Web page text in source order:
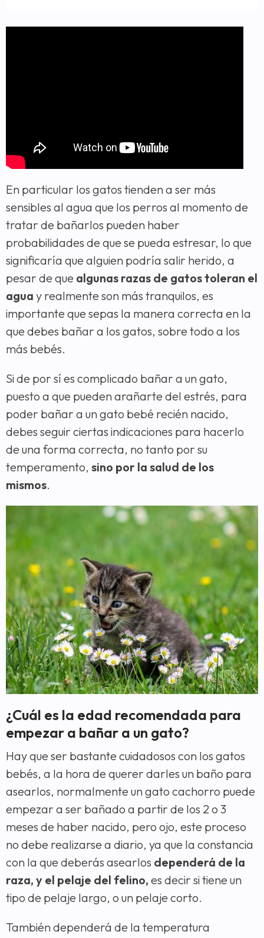
En particular los gatos tienden a ser más
sensibles al agua que los perros al momento de
tratar de bañarlos pueden haber
probabilidades de que se pueda estresar, lo que
significaría que alguien podría salir herido, a
pesar de que algunas razas de gatos toleran el
agua y realmente son más tranquilos, es
importante que sepas la manera correcta en la
que debes bañar a los gatos, sobre todo a los
más bebés.
Si de por sí es complicado bañar a un gato,
puesto a que pueden arañarte del estrés, para
poder bañar a un gato bebé recién nacido,
debes seguir ciertas indicaciones para hacerlo
de una forma correcta, no tanto por su
temperamento, sino por la salud de los
mismos.
¿Cuál es la edad recomendada para
empezar a bañar a un gato?
Hay que ser bastante cuidadosos con los gatos
bebés, a la hora de querer darles un baño para
asearlos, normalmente un gato cachorro puede
empezar a ser bañado a partir de los 2 o 3
meses de haber nacido, pero ojo, este proceso
no debe realizarse a diario, ya que la constancia
con la que deberás asearlos dependerá de la
raza, y el pelaje del felino, es decir si tiene un
tipo de pelaje largo, o un pelaje corto.
También dependerá de la temperatura